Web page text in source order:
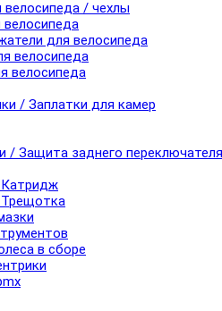
/ чехлы
для велосипеда
велосипеда
велосипеда
/ Заплатки для камер
/ Защита заднего переключателя
в сборе